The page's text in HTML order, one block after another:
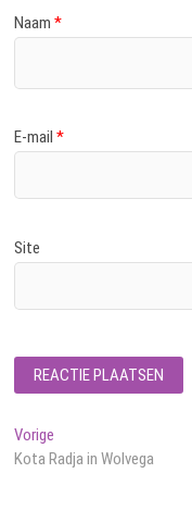
Naam*
E-mail*
Site
Bericht
navigatie
Vorige
bericht:
Kota Radja in Wolvega